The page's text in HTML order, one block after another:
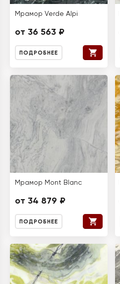
Мрамор Verde Alpi
от 36 563 ₽
ПОДРОБНЕЕ
Мрамор Mont Blanc
от 34 879 ₽
ПОДРОБНЕЕ